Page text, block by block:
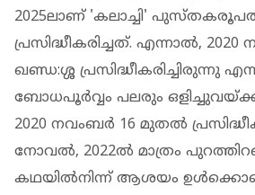
2025ലാണ് 'കലാച്ചി'
പ്രസിദ്ധീകരിച്ചത്. എന്നാല്‍,
ഖണ്ഡ:ശ്ശ പ്രസിദ്ധീകരിച്ചിരുന്നു
ബോധപൂര്‍വ്വം പലരും
2020 നവംബര്‍ 16 മുതല്‍
നോവല്‍, 2022ല്‍ മാത്രം
കഥയില്‍നിന്ന് ആശയം